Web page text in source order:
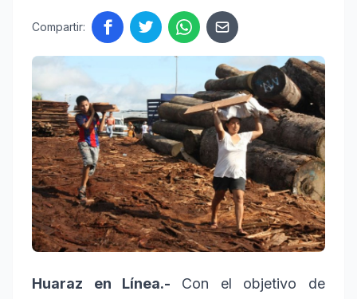
Compartir:
Huaraz en Línea.- Con el objetivo de